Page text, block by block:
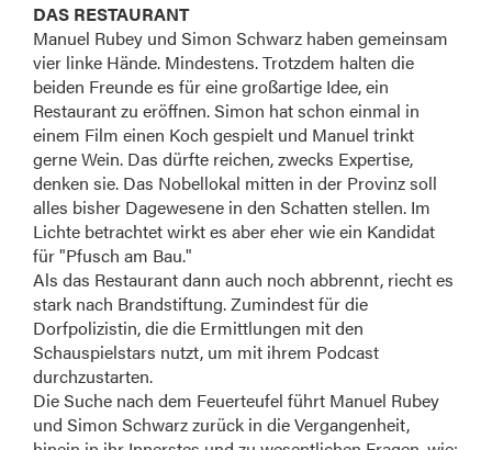
DAS RESTAURANT
Manuel Rubey und Simon Schwarz haben gemeinsam
vier linke Hände. Mindestens. Trotzdem halten die
beiden Freunde es für eine großartige Idee, ein
Restaurant zu eröffnen. Simon hat schon einmal in
einem Film einen Koch gespielt und Manuel trinkt
gerne Wein. Das dürfte reichen, zwecks Expertise,
denken sie. Das Nobellokal mitten in der Provinz soll
alles bisher Dagewesene in den Schatten stellen. Im
Lichte betrachtet wirkt es aber eher wie ein Kandidat
für "Pfusch am Bau."
Als das Restaurant dann auch noch abbrennt, riecht es
stark nach Brandstiftung. Zumindest für die
Dorfpolizistin, die die Ermittlungen mit den
Schauspielstars nutzt, um mit ihrem Podcast
durchzustarten.
Die Suche nach dem Feuerteufel führt Manuel Rubey
und Simon Schwarz zurück in die Vergangenheit,